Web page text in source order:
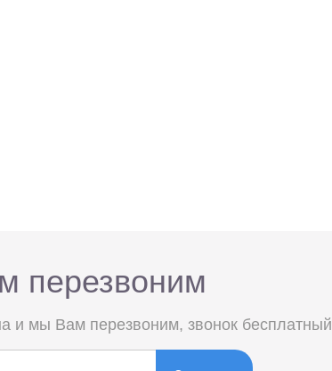
перезвоним
и мы Вам перезвоним, звонок бесплатный